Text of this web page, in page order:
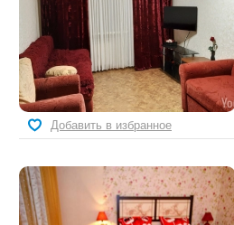
Добавить в избранное